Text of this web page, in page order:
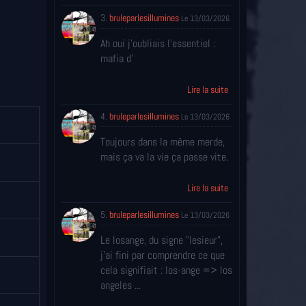
3. bruleparlesillumines Le 13/03/2026
Ah oui j'oubliais l'essentiel :
mafia d'
Lire la suite
4. bruleparlesillumines Le 13/03/2026
Toujours dans la même merde,
mais ça va la vie ça passe vite.
Lire la suite
5. bruleparlesillumines Le 13/03/2026
Le losange, du signe "lesieur",
j'ai fini par comprendre ce que
cela signifiait : los-ange => los
angeles ...